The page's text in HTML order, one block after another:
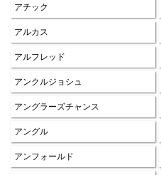
アチック
アルカス
アルフレッド
アンクルジョシュ
アングラーズチャンス
アングル
アンフォールド